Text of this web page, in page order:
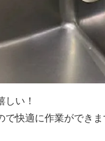
しい！
で快適に作業ができ